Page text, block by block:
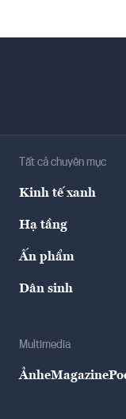
Tất cả chuyên mục
Kinh tế xanh
Hạ tầng
Ấn phẩm
Dân sinh
Multimedia
ẢnheMagazine